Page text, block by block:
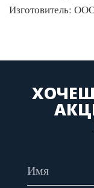
Изготовитель: